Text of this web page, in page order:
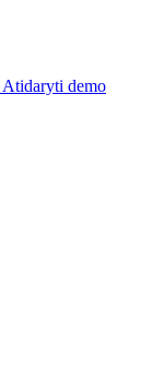
Atidaryti demo